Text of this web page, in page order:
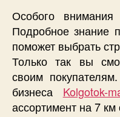
Особого внимания
Подробное знание
поможет выбрать
Только так вы
своим
бизнеса Kolgotok-
ассортимент на 7 км